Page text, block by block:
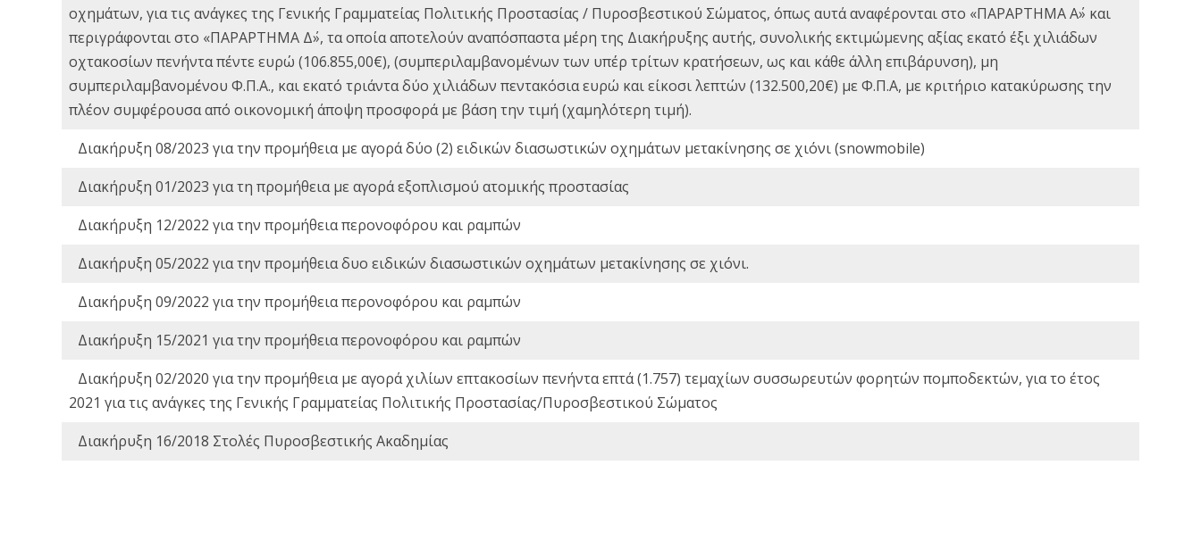
οχημάτων, για τις ανάγκες της Γενικής Γραμματείας Πολιτικής Προστασίας / Πυροσβεστικού Σώματος, όπως αυτά αναφέρονται στο «ΠΑΡΑΡΤΗΜΑ Α΄» και
περιγράφονται στο «ΠΑΡΑΡΤΗΜΑ Δ΄», τα οποία αποτελούν αναπόσπαστα μέρη της Διακήρυξης αυτής, συνολικής εκτιμώμενης αξίας εκατό έξι χιλιάδων
οχτακοσίων πενήντα πέντε ευρώ (106.855,00€), (συμπεριλαμβανομένων των υπέρ τρίτων κρατήσεων, ως και κάθε άλλη επιβάρυνση), μη
συμπεριλαμβανομένου Φ.Π.Α., και εκατό τριάντα δύο χιλιάδων πεντακόσια ευρώ και είκοσι λεπτών (132.500,20€) με Φ.Π.Α, με κριτήριο κατακύρωσης την
πλέον συμφέρουσα από οικονομική άποψη προσφορά με βάση την τιμή (χαμηλότερη τιμή).
Διακήρυξη 08/2023 για την προμήθεια με αγορά δύο (2) ειδικών διασωστικών οχημάτων μετακίνησης σε χιόνι (snowmobile)
Διακήρυξη 01/2023 για τη προμήθεια με αγορά εξοπλισμού ατομικής προστασίας
Διακήρυξη 12/2022 για την προμήθεια περονοφόρου και ραμπών
Διακήρυξη 05/2022 για την προμήθεια δυο ειδικών διασωστικών οχημάτων μετακίνησης σε χιόνι.
Διακήρυξη 09/2022 για την προμήθεια περονοφόρου και ραμπών
Διακήρυξη 15/2021 για την προμήθεια περονοφόρου και ραμπών
Διακήρυξη 02/2020 για την προμήθεια με αγορά χιλίων επτακοσίων πενήντα επτά (1.757) τεμαχίων συσσωρευτών φορητών πομποδεκτών, για το έτος
2021 για τις ανάγκες της Γενικής Γραμματείας Πολιτικής Προστασίας/Πυροσβεστικού Σώματος
Διακήρυξη 16/2018 Στολές Πυροσβεστικής Ακαδημίας